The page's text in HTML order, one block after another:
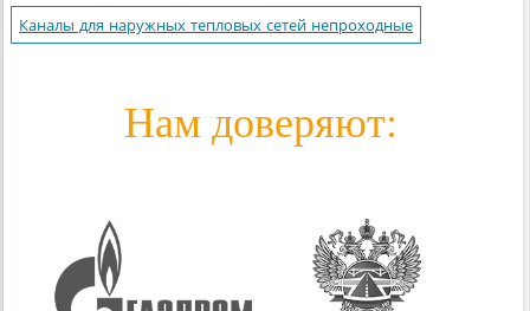
Каналы для наружных тепловых сетей непроходные
Нам доверяют: